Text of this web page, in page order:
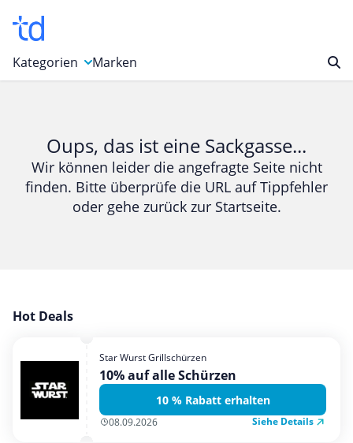
Kategorien
Bücher & Magazine
Computer & Elektronik
Entertainment & Media
Garten, Haushalt & Tiere
Mobilfunk & Internet
Mode & Accessoires
Shopping
Marken
Oups, das ist eine Sackgasse...
Wir können leider die angefragte Seite nicht
finden. Bitte überprüfe die URL auf Tippfehler
oder gehe zurück zur Startseite.
Hot Deals
Star Wurst Grillschürzen
10% auf alle Schürzen
10 % Rabatt erhalten
08.09.2026 Siehe Details